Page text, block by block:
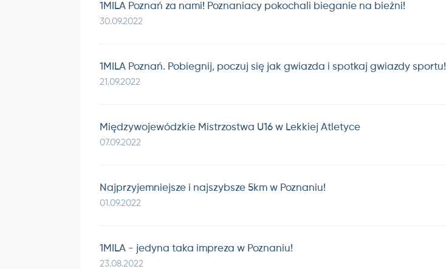
1MILA Poznań za nami! Poznaniacy pokochali bieganie na bieżni!
30.09.2022
1MILA Poznań. Pobiegnij, poczuj się jak gwiazda i spotkaj gwiazdy sportu!
21.09.2022
Międzywojewódzkie Mistrzostwa U16 w Lekkiej Atletyce
07.09.2022
Najprzyjemniejsze i najszybsze 5km w Poznaniu!
01.09.2022
1MILA - jedyna taka impreza w Poznaniu!
23.08.2022